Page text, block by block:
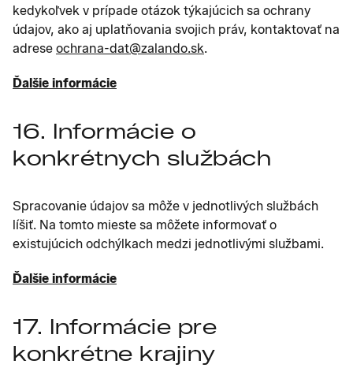
kedykoľvek v prípade otázok týkajúcich sa ochrany
údajov, ako aj uplatňovania svojich práv, kontaktovať na
adrese ochrana-dat@zalando.sk.
Ďalšie informácie
16. Informácie o
konkrétnych službách
Spracovanie údajov sa môže v jednotlivých službách
líšiť. Na tomto mieste sa môžete informovať o
existujúcich odchýlkach medzi jednotlivými službami.
Ďalšie informácie
17. Informácie pre
konkrétne krajiny